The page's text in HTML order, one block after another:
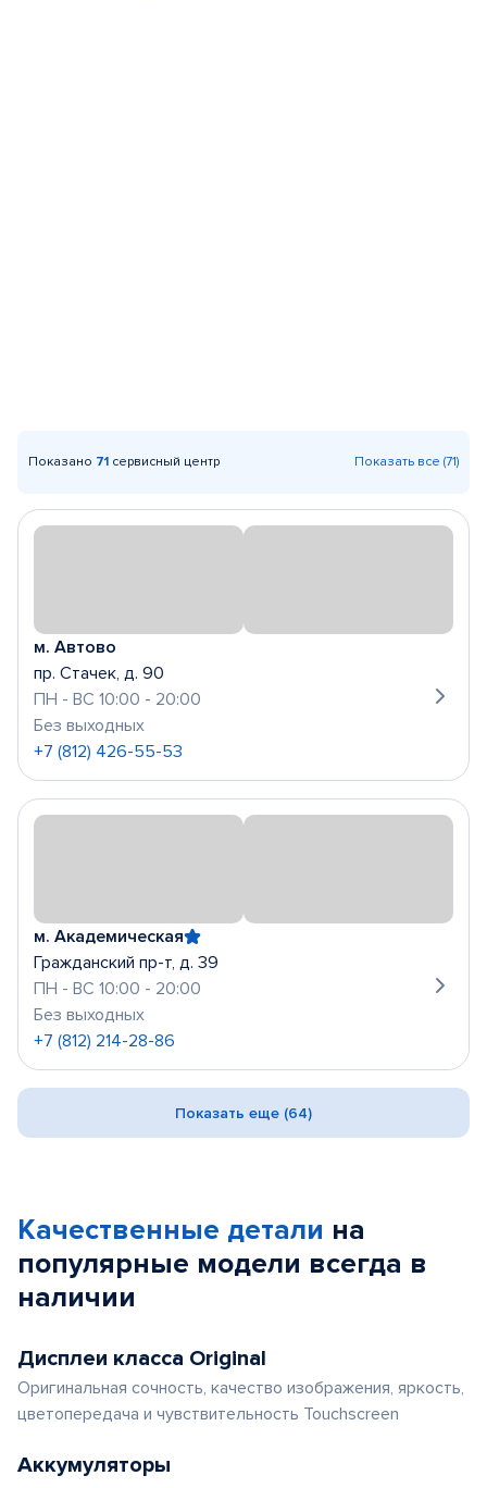
Показано 71 сервисный центр Показать все (71)
м. Автово
пр. Стачек, д. 90
ПН - ВС 10:00 - 20:00
Без выходных
+7 (812) 426-55-53
м. Академическая
Гражданский пр-т, д. 39
ПН - ВС 10:00 - 20:00
Без выходных
+7 (812) 214-28-86
Показать еще (64)
Качественные детали на
популярные модели всегда в
наличии
Дисплеи класса Original
Оригинальная сочность, качество изображения, яркость,
цветопередача и чувствительность Touchscreen
Аккумуляторы